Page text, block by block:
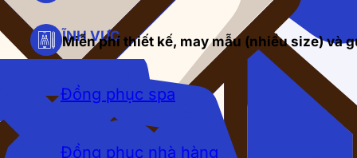
LĨNH VỰC
Đồng phục spa
Đồng phục nhà hàng
Miễn phí thiết kế, may mẫu (nhiều size) và